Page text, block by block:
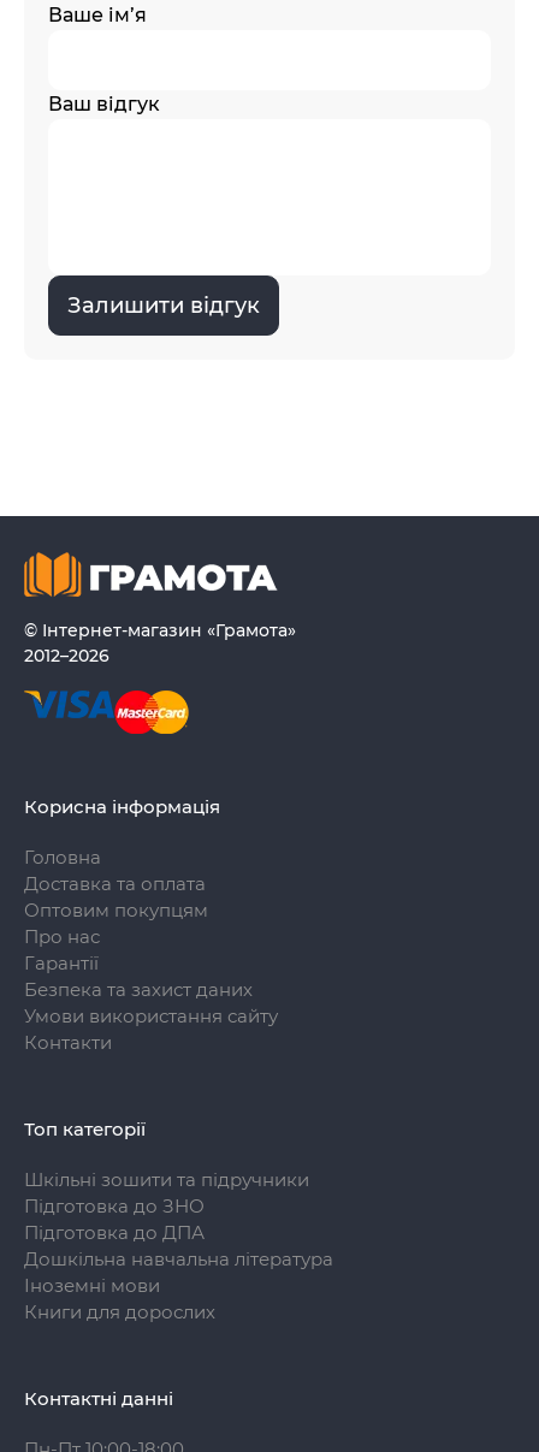
Ваше ім’я
Ваш відгук
Залишити відгук
© Інтернет-магазин «Грамота»
2012–2026
Корисна інформація
Головна
Доставка та оплата
Оптовим покупцям
Про нас
Гарантії
Безпека та захист даних
Умови використання сайту
Контакти
Топ категорії
Шкільні зошити та підручники
Підготовка до ЗНО
Підготовка до ДПА
Дошкільна навчальна література
Іноземні мови
Книги для дорослих
Контактні данні